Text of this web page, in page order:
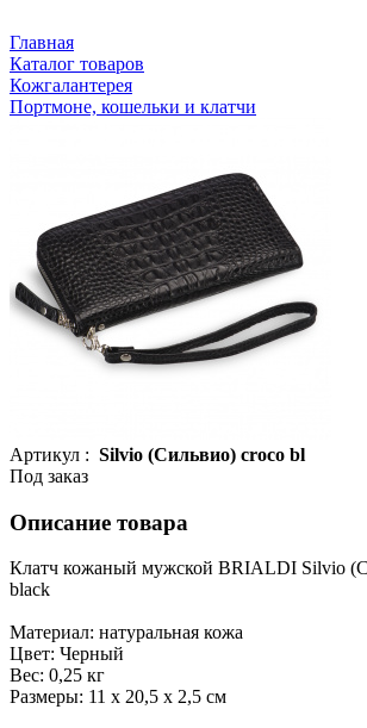
Главная
Каталог товаров
Кожгалантерея
Портмоне, кошельки и клатчи
Артикул : Silvio (Сильвио) croco bl
Под заказ
Описание товара
Клатч кожаный мужской BRIALDI Silvio
black
Материал: натуральная кожа
Цвет: Черный
Вес: 0,25 кг
Размеры: 11 х 20,5 х 2,5 см